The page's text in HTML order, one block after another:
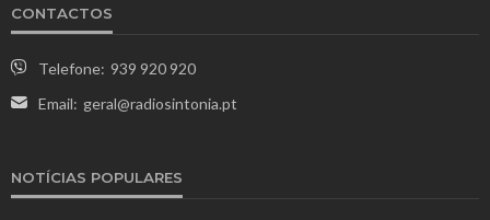
CONTACTOS
Telefone: 939 920 920
Email: geral@radiosintonia.pt
NOTÍCIAS POPULARES